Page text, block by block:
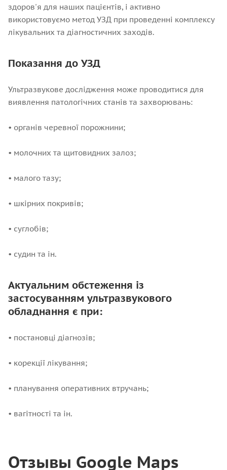
здоров'я для наших пацієнтів, і активно
використовуємо метод УЗД при проведенні комплексу
лікувальних та діагностичних заходів.
Показання до УЗД
Ультразвукове дослідження може проводитися для
виявлення патологічних станів та захворювань:
• органів черевної порожнини;
• молочних та щитовидних залоз;
• малого тазу;
• шкірних покривів;
• суглобів;
• судин та ін.
Актуальним обстеження із
застосуванням ультразвукового
обладнання є при:
• постановці діагнозів;
• корекції лікування;
• планування оперативних втручань;
• вагітності та ін.
Отзывы Google Maps